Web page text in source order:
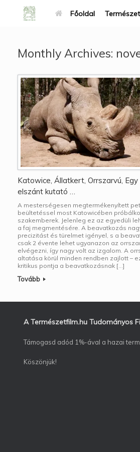
Főoldal
Monthly Archives:
Katowice, Állatkert, Orrszarvú,
elszánt kutató …
A mesterségesen megtermékenyített
beültetéssel most Katowicében
szakemberek. Jelenleg ez az egyedüli
a faj megmentésére. A beavatkozás
precizitást és türelmet igényel, s a
csak 2 évente lehet ugyanazon az
elvégezni, így nagy volt az izgalom. A
altatása körül minden rendben zajlott –
kritikus pontja a beavatkozásnak […]
Tovább
A Természetfilm.hu Tudományos
Támogasd adód 1%-ával a hazai
Köszönjük!